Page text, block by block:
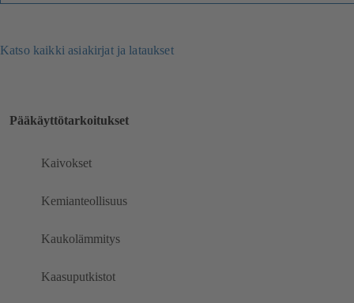
Katso kaikki asiakirjat ja lataukset
Pääkäyttötarkoitukset
Kaivokset
Kemianteollisuus
Kaukolämmitys
Kaasuputkistot